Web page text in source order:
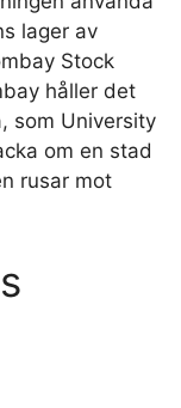
eller
Mumbai?
sitt
en hyllning
och
1997.
använda
lager av
Stock